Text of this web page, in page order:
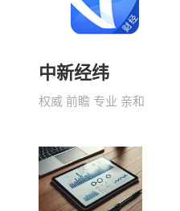
中新经纬
权威 前瞻 专业 亲和